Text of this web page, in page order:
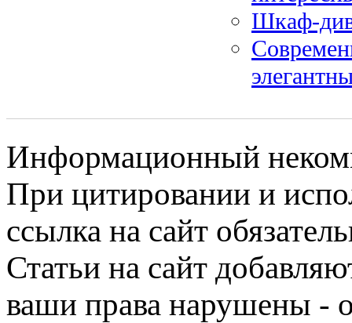
Шкаф-
Информационный
При цитировании и
ссылка на сайт
Статьи на сайт
ваши права нарушены -